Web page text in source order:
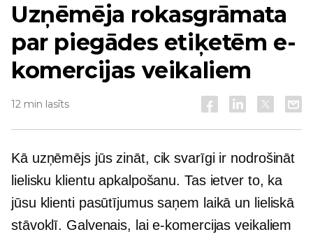
Uzņēmēja rokasgrāmata
par piegādes etiķetēm e-
komercijas veikaliem
12 min lasīts
Kā uzņēmējs jūs zināt, cik svarīgi ir nodrošināt
lielisku klientu apkalpošanu. Tas ietver to, ka
jūsu klienti pasūtījumus saņem laikā un lieliskā
stāvoklī. Galvenais, lai e-komercijas veikaliem